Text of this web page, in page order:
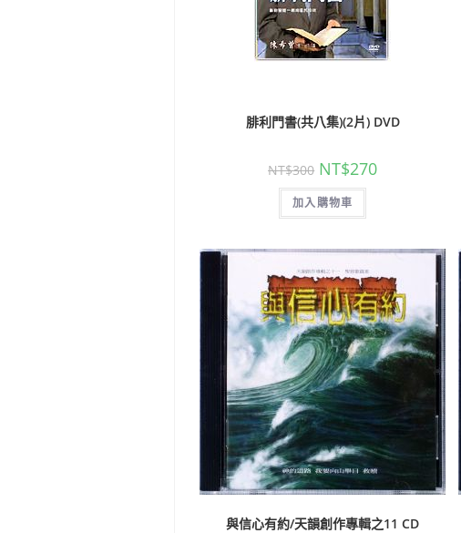
腓利門書(共八集)(2片) DVD
NT$300 NT$270
加入購物車
與信心有約/天韻創作專輯之11 CD